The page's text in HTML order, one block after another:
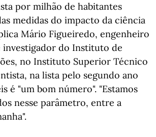
por milhão de habitantes
medidas do impacto da ciência
Mário Figueiredo, engenheiro
do Instituto de
no Instituto Superior Técnico
na lista pelo segundo ano
é "um bom número". "Estamos
nesse parâmetro, entre a